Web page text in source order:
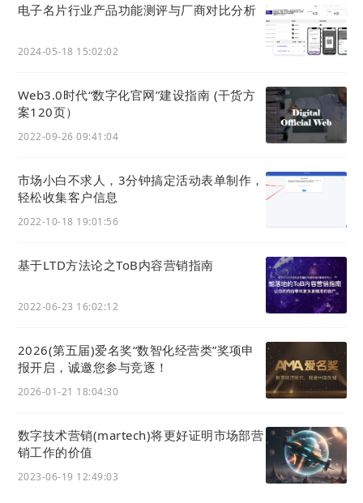
同时，可以对站内会员的分享行为实时归集，根据具
体数据配置对应的分销返佣激励玩法，提升会员裂变
进入LTD.com免费获取建站方案！
电子名片行业产品功能测评与厂商对比分析
2024-05-18 15:02:02
Web3.0时代“数字化官⽹”建设指南 (干货方
案120页）
2022-09-26 09:41:04
市场小白不求人，3分钟搞定活动表单制作，
轻松收集客户信息
2022-10-18 19:01:56
基于LTD方法论之ToB内容营销指南
2022-06-23 16:02:12
2026(第五届)爱名奖“数智化经营类”奖项申
报开启，诚邀您参与竞逐！
2026-01-21 18:04:30
数字技术营销(martech)将更好证明市场部营
销工作的价值
2023-06-19 12:49:03